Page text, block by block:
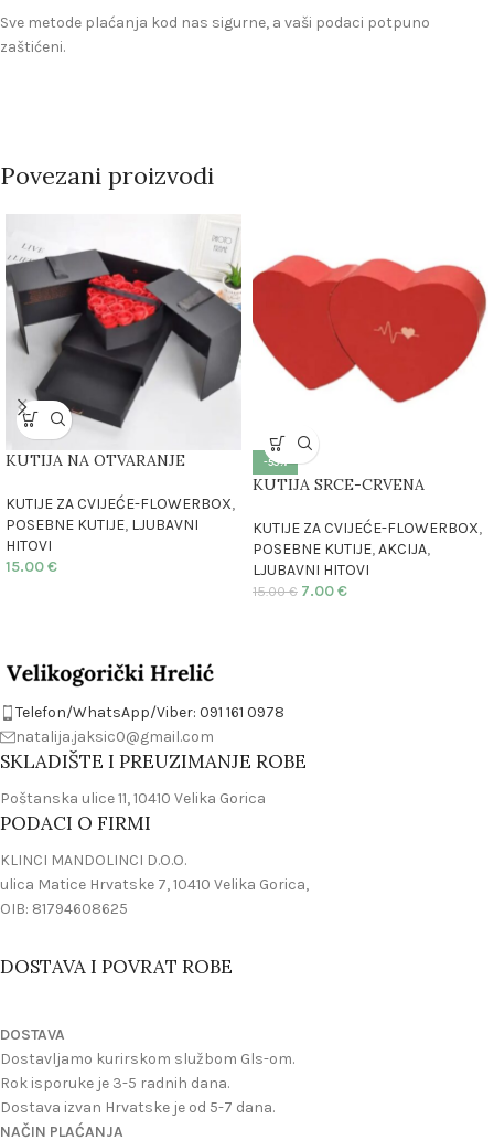
Sve metode plaćanja kod nas sigurne, a vaši podaci potpuno
zaštićeni.
Povezani proizvodi
KUTIJA NA OTVARANJE
KUTIJE ZA CVIJEĆE-FLOWERBOX,
POSEBNE KUTIJE, LJUBAVNI
HITOVI
15.00€
-53%
KUTIJA SRCE-CRVENA
KUTIJE ZA CVIJEĆE-FLOWERBOX,
POSEBNE KUTIJE,AKCIJA,
LJUBAVNI HITOVI
15.00€ 7.00€
Telefon/WhatsApp/Viber: 091 161 0978
natalija.jaksic0@gmail.com
SKLADIŠTE I PREUZIMANJE ROBE
Poštanska ulice 11, 10410 Velika Gorica
PODACI O FIRMI
KLINCI MANDOLINCI D.O.O.
ulica Matice Hrvatske 7, 10410 Velika Gorica,
OIB: 81794608625
DOSTAVA I POVRAT ROBE
DOSTAVA
Dostavljamo kurirskom službom Gls-om.
Rok isporuke je 3-5 radnih dana.
Dostava izvan Hrvatske je od 5-7 dana.
NAČIN PLAĆANJA